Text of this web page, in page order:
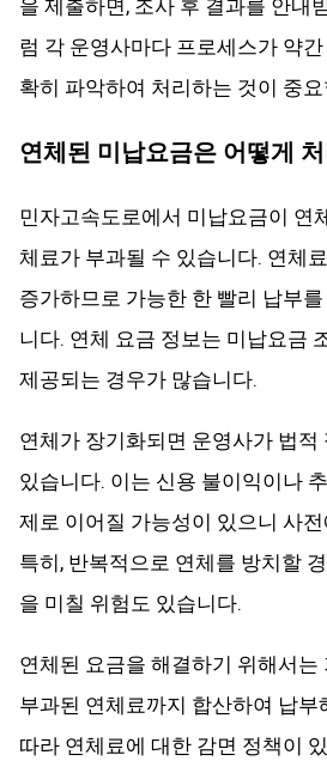
을 제출하면, 조사 후 결과를 안내
럼 각 운영사마다 프로세스가 약
확히 파악하여 처리하는 것이 중요
연체된 미납요금은 어떻게
민자고속도로에서 미납요금이 연
체료가 부과될 수 있습니다. 연체
증가하므로 가능한 한 빨리 납부
니다. 연체 요금 정보는 미납요금
제공되는 경우가 많습니다.
연체가 장기화되면 운영사가 법적
있습니다. 이는 신용 불이익이나
제로 이어질 가능성이 있으니 사
특히, 반복적으로 연체를 방치할
을 미칠 위험도 있습니다.
연체된 요금을 해결하기 위해서
부과된 연체료까지 합산하여 납부
따라 연체료에 대한 감면 정책이